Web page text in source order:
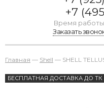
+7
Время
Заказать
Главная — Shell — SHELL
БЕСПЛАТНАЯ ДОСТАВКА ДО ТК